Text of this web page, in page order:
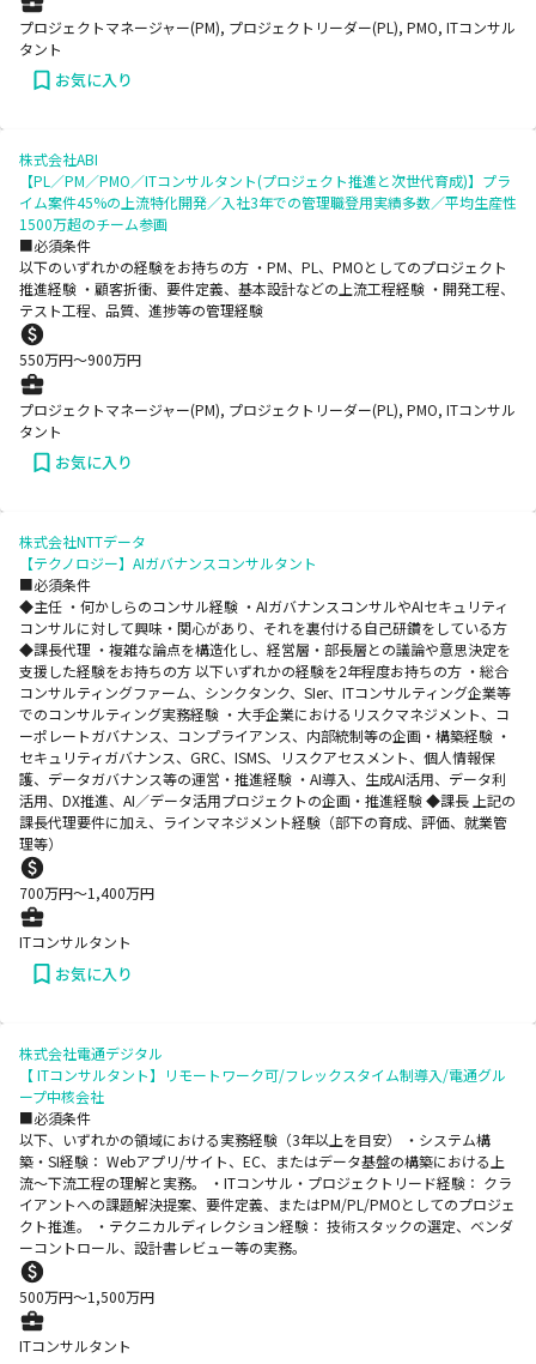
プロジェクトマネージャー(PM), プロジェクトリーダー(PL), PMO, ITコンサル
タント
お気に入り
株式会社ABI
【PL／PM／PMO／ITコンサルタント(プロジェクト推進と次世代育成)】プラ
イム案件45%の上流特化開発／入社3年での管理職登用実績多数／平均生産性
1500万超のチーム参画
■必須条件
以下のいずれかの経験をお持ちの方 ・PM、PL、PMOとしてのプロジェクト
推進経験 ・顧客折衝、要件定義、基本設計などの上流工程経験 ・開発工程、
テスト工程、品質、進捗等の管理経験
550万円〜900万円
プロジェクトマネージャー(PM), プロジェクトリーダー(PL), PMO, ITコンサル
タント
お気に入り
株式会社NTTデータ
【テクノロジー】AIガバナンスコンサルタント
■必須条件
◆主任 ・何かしらのコンサル経験 ・AIガバナンスコンサルやAIセキュリティ
コンサルに対して興味‧関⼼があり、それを裏付ける⾃⼰研鑽をしている⽅
◆課長代理 ・複雑な論点を構造化し、経営層・部長層との議論や意思決定を
支援した経験をお持ちの方 以下いずれかの経験を2年程度お持ちの方 ・総合
コンサルティングファーム、シンクタンク、SIer、ITコンサルティング企業等
でのコンサルティング実務経験 ・大手企業におけるリスクマネジメント、コ
ーポレートガバナンス、コンプライアンス、内部統制等の企画・構築経験 ・
セキュリティガバナンス、GRC、ISMS、リスクアセスメント、個人情報保
護、データガバナンス等の運営・推進経験 ・AI導入、生成AI活用、データ利
活用、DX推進、AI／データ活用プロジェクトの企画・推進経験 ◆課長 上記の
課長代理要件に加え、ラインマネジメント経験（部下の育成、評価、就業管
理等）
700万円〜1,400万円
ITコンサルタント
お気に入り
株式会社電通デジタル
【 ITコンサルタント】リモートワーク可/フレックスタイム制導入/電通グル
ープ中核会社
■必須条件
以下、いずれかの領域における実務経験（3年以上を目安） ・システム構
築・SI経験： Webアプリ/サイト、EC、またはデータ基盤の構築における上
流〜下流工程の理解と実務。 ・ITコンサル・プロジェクトリード経験： クラ
イアントへの課題解決提案、要件定義、またはPM/PL/PMOとしてのプロジェ
クト推進。 ・テクニカルディレクション経験： 技術スタックの選定、ベンダ
ーコントロール、設計書レビュー等の実務。
500万円〜1,500万円
ITコンサルタント